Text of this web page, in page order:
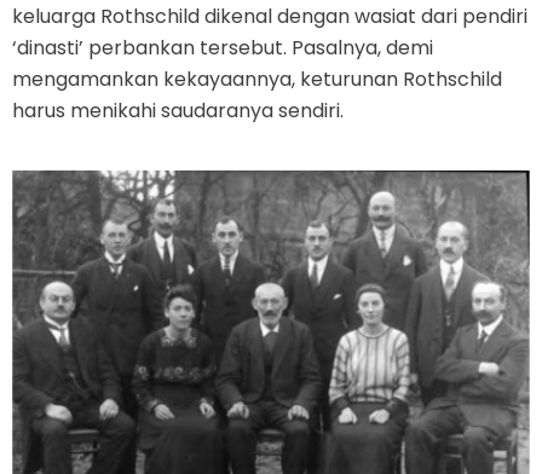
keluarga Rothschild dikenal dengan wasiat dari pendiri
‘dinasti’ perbankan tersebut. Pasalnya, demi
mengamankan kekayaannya, keturunan Rothschild
harus menikahi saudaranya sendiri.